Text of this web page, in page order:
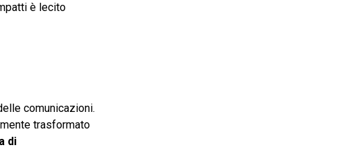
è lecito
comunicazioni.
trasformato
di